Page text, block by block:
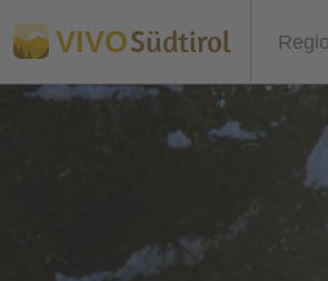
VIVOSüdtirol